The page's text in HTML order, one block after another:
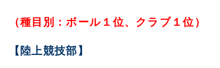
（種目別：ボール１位、クラブ１位）
【陸上競技部】